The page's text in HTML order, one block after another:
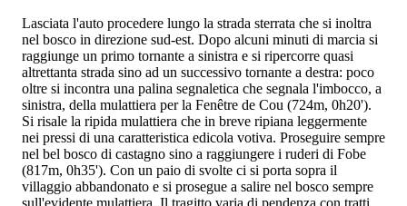
Lasciata l'auto procedere lungo la strada sterrata che si inoltra
nel bosco in direzione sud-est. Dopo alcuni minuti di marcia si
raggiunge un primo tornante a sinistra e si ripercorre quasi
altrettanta strada sino ad un successivo tornante a destra: poco
oltre si incontra una palina segnaletica che segnala l'imbocco, a
sinistra, della mulattiera per la Fenêtre de Cou (724m, 0h20').
Si risale la ripida mulattiera che in breve ripiana leggermente
nei pressi di una caratteristica edicola votiva. Proseguire sempre
nel bel bosco di castagno sino a raggiungere i ruderi di Fobe
(817m, 0h35'). Con un paio di svolte ci si porta sopra il
villaggio abbandonato e si prosegue a salire nel bosco sempre
sull'evidente mulattiera. Il tragitto varia di pendenza con tratti